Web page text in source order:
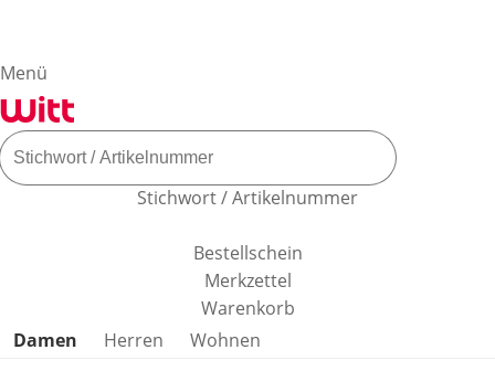
Menü
Stichwort / Artikelnummer
Bestellschein
Merkzettel
Warenkorb
Produktkategorien überspringen
Damen Herren
Wohnen